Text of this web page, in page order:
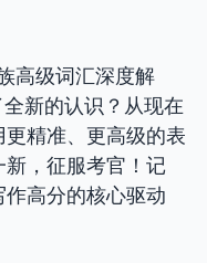
高级词汇深度解
新的认识？从现在
精准、更高级的表
，征服考官！记
高分的核心驱动